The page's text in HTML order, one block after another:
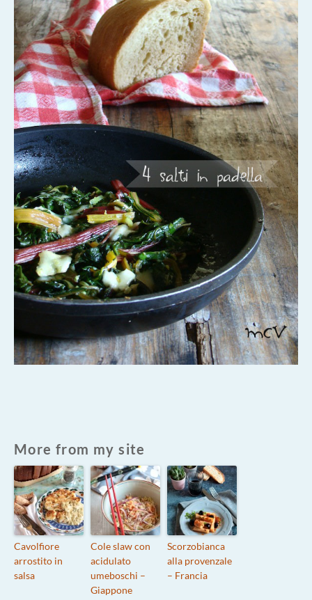
More from my site
Cavolfiore
arrostito in
salsa
Cole slaw con
acidulato
umeboschi –
Giappone
Scorzobianca
alla provenzale
– Francia